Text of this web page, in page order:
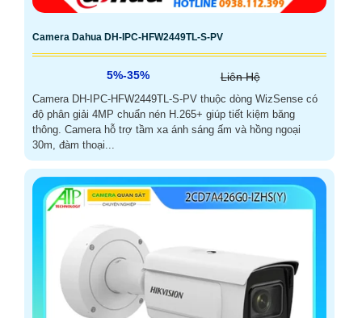
Camera Dahua DH-IPC-HFW2449TL-S-PV
5%-35% Liên Hệ
Camera DH-IPC-HFW2449TL-S-PV thuộc dòng WizSense có
độ phân giải 4MP chuẩn nén H.265+ giúp tiết kiệm băng
thông. Camera hỗ trợ tầm xa ánh sáng ấm và hồng ngoại
30m, đàm thoại...